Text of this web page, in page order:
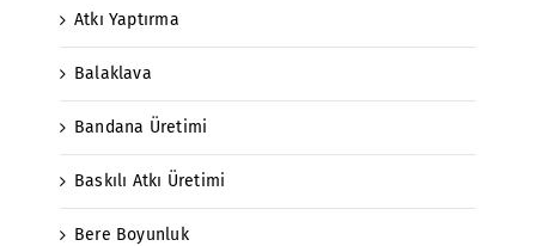
Atkı Yaptırma
Balaklava
Bandana Üretimi
Baskılı Atkı Üretimi
Bere Boyunluk